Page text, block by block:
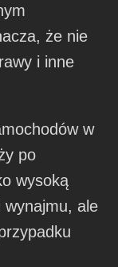
że nie
i inne
w
po
wysoką
wynajmu, ale